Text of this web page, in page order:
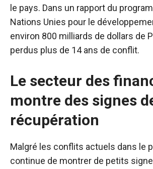
le pays. Dans un rapport du
Nations Unies pour le
environ 800 milliards de dollars de
perdus plus de 14 ans de conflit.
Le secteur des
montre des signes
récupération
Malgré les conflits actuels dans le
continue de montrer de petits